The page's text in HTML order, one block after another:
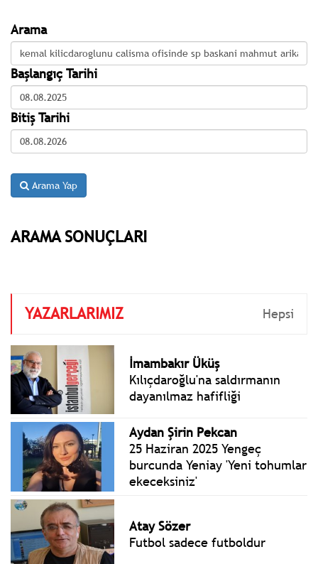
Arama
Başlangıç Tarihi
Bitiş Tarihi
Arama Yap
ARAMA SONUÇLARI
YAZARLARIMIZ Hepsi
İmambakır Üküş
Kılıçdaroğlu'na saldırmanın
dayanılmaz hafifliği
Aydan Şirin Pekcan
25 Haziran 2025 Yengeç
burcunda Yeniay 'Yeni tohumlar
ekeceksiniz'
Atay Sözer
Futbol sadece futboldur